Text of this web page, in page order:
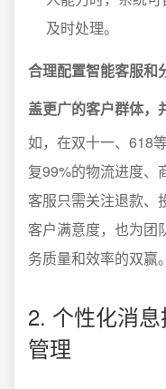
及时处理。
合理配置智能客服和
盖更广的客户群体，
如，在双十一、618
复99%的物流进度、
客服只需关注退款、
客户满意度，也为团
务质量和效率的双赢。
2. 个性化消
管理